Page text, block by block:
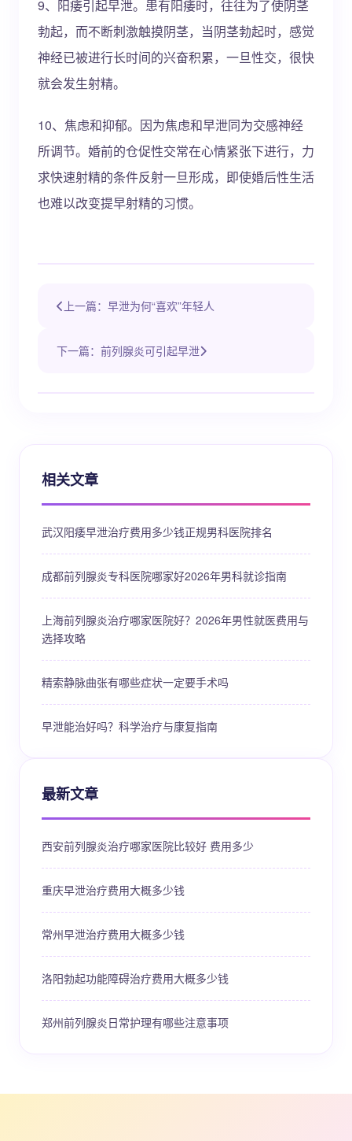
9、阳痿引起早泄。患有阳痿时，往往为了使阴茎
勃起，而不断刺激触摸阴茎，当阴茎勃起时，感觉
神经已被进行长时间的兴奋积累，一旦性交，很快
就会发生射精。
10、焦虑和抑郁。因为焦虑和早泄同为交感神经
所调节。婚前的仓促性交常在心情紧张下进行，力
求快速射精的条件反射一旦形成，即使婚后性生活
也难以改变提早射精的习惯。
上一篇：早泄为何“喜欢”年轻人
下一篇：前列腺炎可引起早泄
相关文章
武汉阳痿早泄治疗费用多少钱正规男科医院排名
成都前列腺炎专科医院哪家好2026年男科就诊指南
上海前列腺炎治疗哪家医院好？2026年男性就医费用与
选择攻略
精索静脉曲张有哪些症状一定要手术吗
早泄能治好吗？科学治疗与康复指南
最新文章
西安前列腺炎治疗哪家医院比较好 费用多少
重庆早泄治疗费用大概多少钱
常州早泄治疗费用大概多少钱
洛阳勃起功能障碍治疗费用大概多少钱
郑州前列腺炎日常护理有哪些注意事项